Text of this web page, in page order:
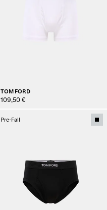
TOM FORD
109,50 €
Pre-Fall